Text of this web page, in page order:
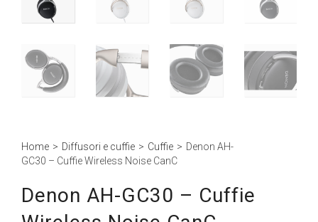
Home > Diffusori e cuffie > Cuffie > Denon AH-
GC30 – Cuffie Wireless Noise CanC
Denon AH-GC30 – Cuffie